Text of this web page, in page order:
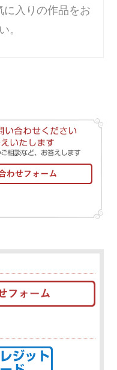
入りの作品をお
。